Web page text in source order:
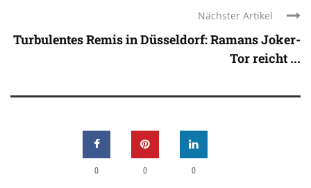
Nächster Artikel
Turbulentes Remis in Düsseldorf: Ramans Joker-
Tor reicht ...
0 0 0